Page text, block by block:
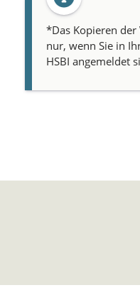
*Das Kopieren
nur, wenn Sie in
HSBI angemeldet